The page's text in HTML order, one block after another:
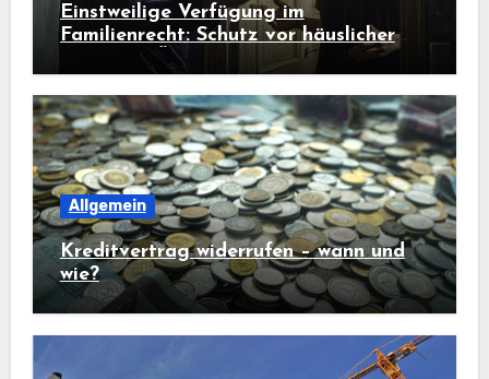
Einstweilige Verfügung im
Familienrecht: Schutz vor häuslicher
Gewalt in Österreich
Allgemein
Kreditvertrag widerrufen – wann und
wie?